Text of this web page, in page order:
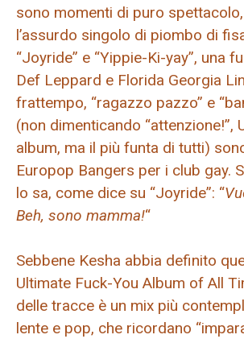
sono momenti di puro
l’assurdo singolo di piombo di
“Joyride” e “Yippie-Ki-yay”, una
Def Leppard e Florida Georgia
frattempo, “ragazzo pazzo” e
(non dimenticando “attenzione!”,
album, ma il più funta di tutti)
Europop Bangers per i club gay.
lo sa, come dice su “Joyride”: “
Beh, sono mamma!“
Sebbene Kesha abbia definito
Ultimate Fuck-You Album of All
delle tracce è un mix più
lente e pop, che ricordano